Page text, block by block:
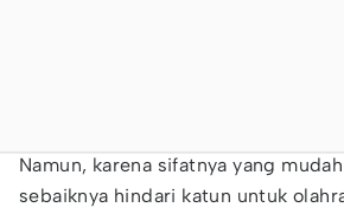
Namun, karena sifatnya yang
sebaiknya hindari katun untuk